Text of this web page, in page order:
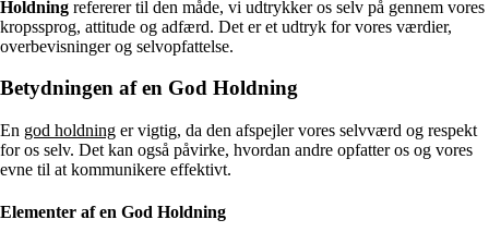
Holdning refererer til den måde, vi udtrykker os selv på gennem vores
kropssprog, attitude og adfærd. Det er et udtryk for vores værdier,
overbevisninger og selvopfattelse.
Betydningen af en God Holdning
En god holdning er vigtig, da den afspejler vores selvværd og respekt
for os selv. Det kan også påvirke, hvordan andre opfatter os og vores
evne til at kommunikere effektivt.
Elementer af en God Holdning